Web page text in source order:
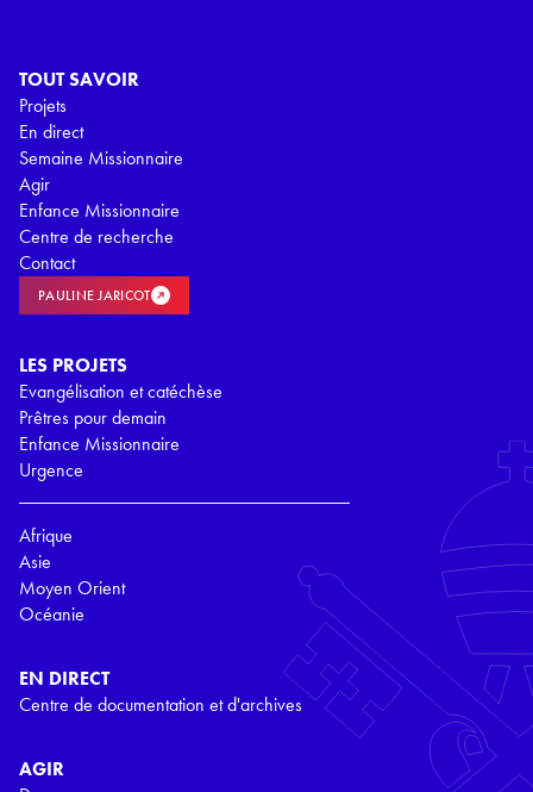
TOUT SAVOIR
Projets
En direct
Semaine Missionnaire
Agir
Enfance Missionnaire
Centre de recherche
Contact
PAULINE JARICOT
LES PROJETS
Evangélisation et catéchèse
Prêtres pour demain
Enfance Missionnaire
Urgence
Afrique
Asie
Moyen Orient
Océanie
EN DIRECT
Centre de documentation et d'archives
AGIR